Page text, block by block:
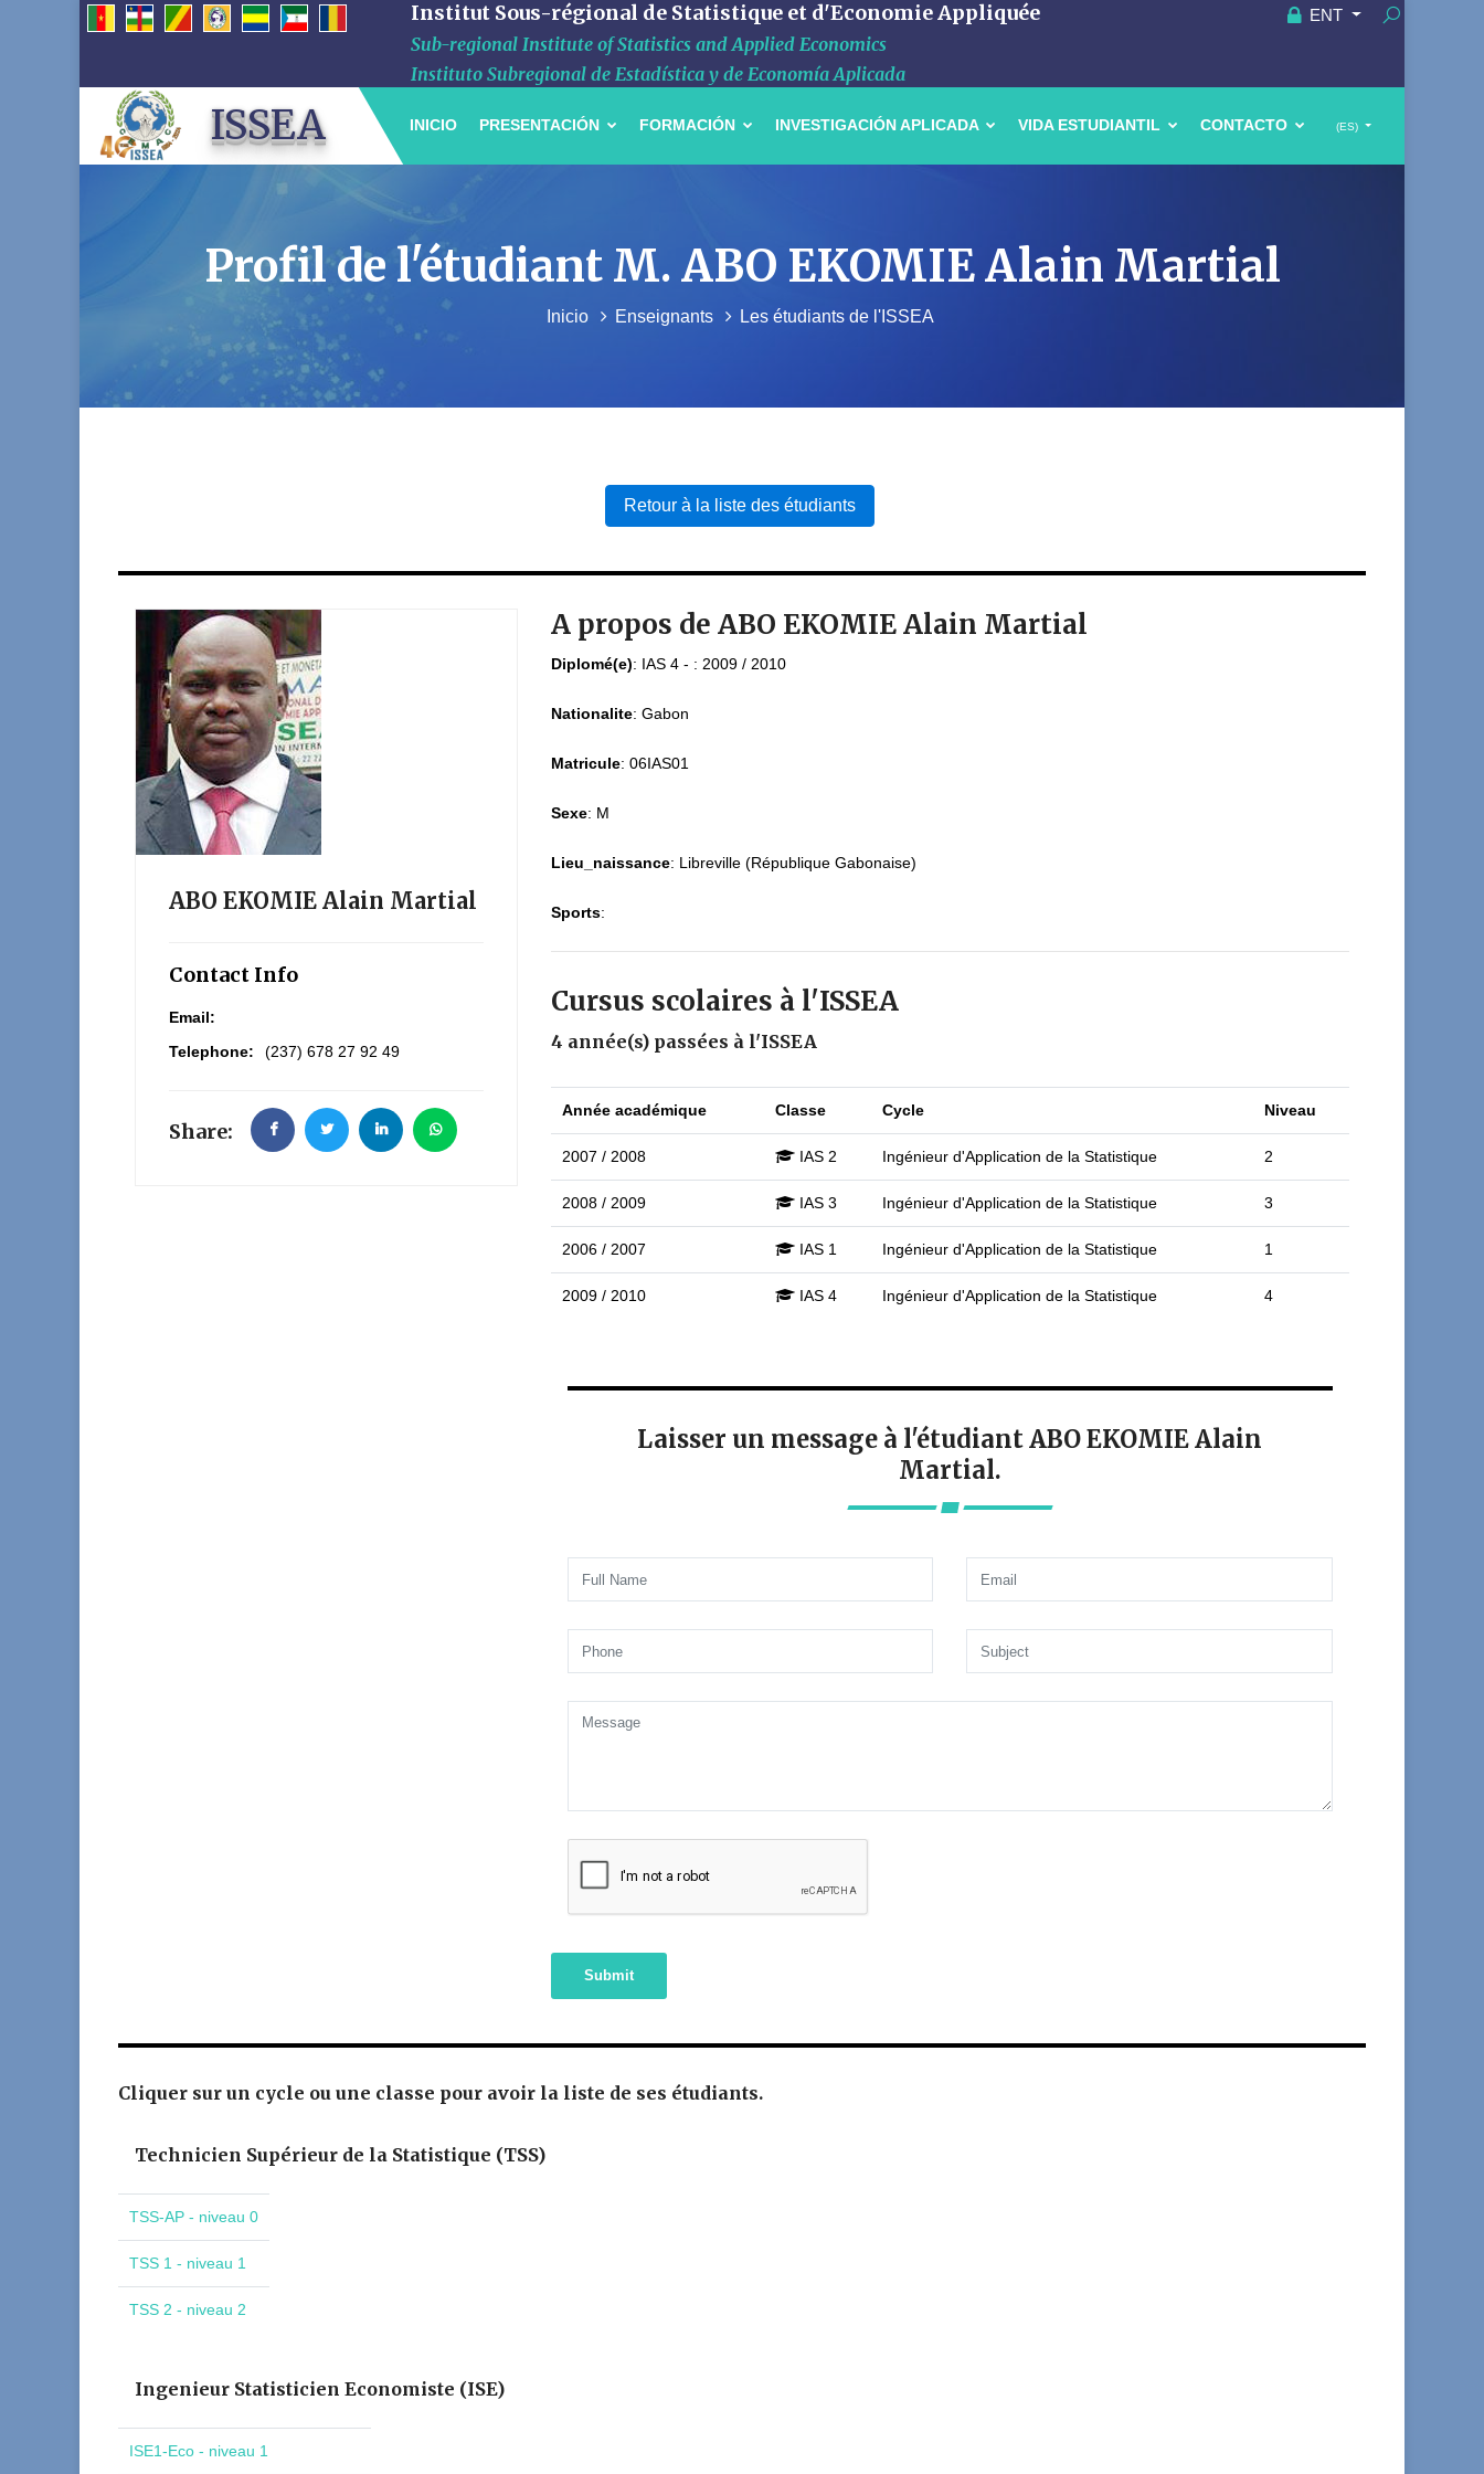
Institut Sous-régional de Statistique et d'Economie Appliquée
Sub-regional Institute of Statistics and Applied Economics
Instituto Subregional de Estadística y de Economía Aplicada
ENT
ISSEA (ES)
INICIO PRESENTACIÓN FORMACIÓN INVESTIGACIÓN APLICADA VIDA ESTUDIANTIL CONTACTO
Profil de l'étudiant M. ABO EKOMIE Alain Martial
Inicio Enseignants Les étudiants de l'ISSEA
Retour à la liste des étudiants
ABO EKOMIE Alain Martial
Contact Info
Email:
Telephone:
(237) 678 27 92 49
Share:
A propos de ABO EKOMIE Alain Martial
Diplomé(e): IAS 4 - : 2009 / 2010
Nationalite: Gabon
Matricule: 06IAS01
Sexe: M
Lieu_naissance: Libreville (République Gabonaise)
Sports:
Cursus scolaires à l'ISSEA
4 année(s) passées à l'ISSEA
Année académique Classe Cycle Niveau
2007 / 2008 IAS 2 Ingénieur d'Application de la Statistique 2
2008 / 2009 IAS 3 Ingénieur d'Application de la Statistique 3
2006 / 2007 IAS 1 Ingénieur d'Application de la Statistique 1
2009 / 2010 IAS 4 Ingénieur d'Application de la Statistique 4
Laisser un message à l'étudiant ABO EKOMIE Alain
Martial.
Submit
Cliquer sur un cycle ou une classe pour avoir la liste de ses étudiants.
Technicien Supérieur de la Statistique (TSS)
TSS-AP - niveau 0
TSS 1 - niveau 1
TSS 2 - niveau 2
Ingenieur Statisticien Economiste (ISE)
ISE1-Eco - niveau 1